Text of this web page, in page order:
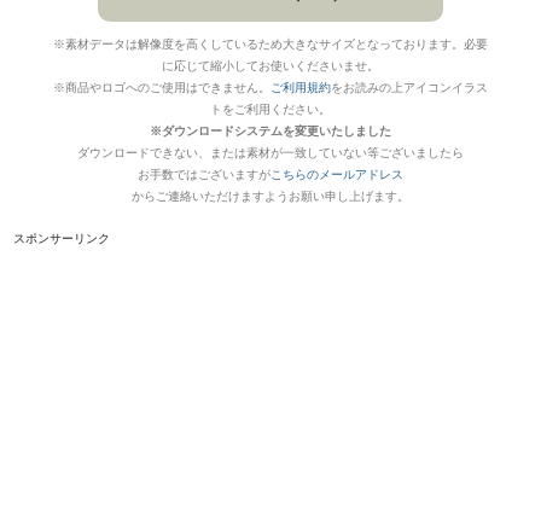
※素材データは解像度を高くしているため大きなサイズとなっております。必要
に応じて縮小してお使いくださいませ。
※商品やロゴへのご使用はできません。
ご利用規約をお読みの上アイコンイラス
トをご利用ください。
※ダウンロードシステムを変更いたしました
ダウンロードできない、または素材が一致していない等ございましたら
お手数ではございますがこちらのメールアドレス
からご連絡いただけますようお願い申し上げます。
スポンサーリンク